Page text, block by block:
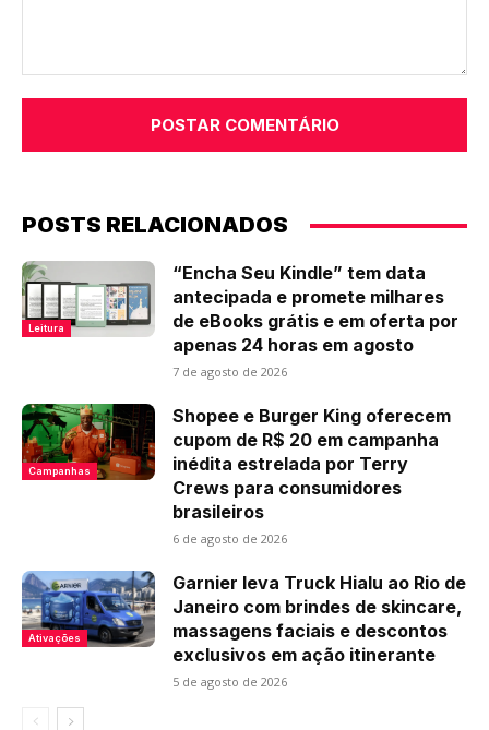
POSTS RELACIONADOS
Leitura
“Encha Seu Kindle” tem data
antecipada e promete milhares
de eBooks grátis e em oferta por
apenas 24 horas em agosto
7 de agosto de 2026
Campanhas
Shopee e Burger King oferecem
cupom de R$ 20 em campanha
inédita estrelada por Terry
Crews para consumidores
brasileiros
6 de agosto de 2026
Ativações
Garnier leva Truck Hialu ao Rio de
Janeiro com brindes de skincare,
massagens faciais e descontos
exclusivos em ação itinerante
5 de agosto de 2026